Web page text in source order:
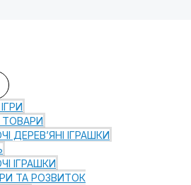
ТОВАРИ
ДЕРЕВ’ЯНІ ІГРАШКИ
ІГРАШКИ
ТА РОЗВИТОК